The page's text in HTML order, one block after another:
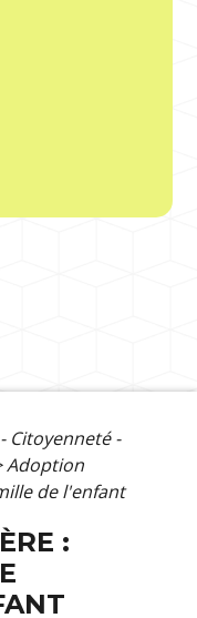
Citoyenneté -
Adoption
de l'enfant
: